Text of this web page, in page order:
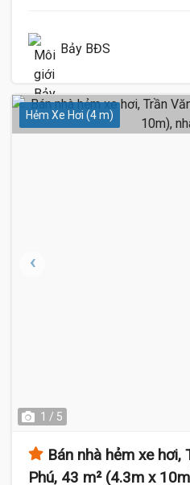
Bảy BĐS
Hẻm Xe Hơi (4 m)
1 / 5
Bán nhà hẻm xe hơi,
Phú, 43 m² (4.3m x